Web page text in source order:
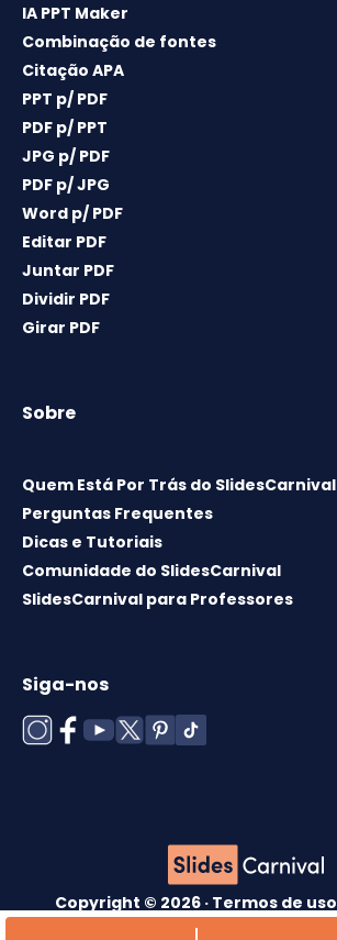
IA PPT Maker
Combinação de fontes
Citação APA
PPT p/ PDF
PDF p/ PPT
JPG p/ PDF
PDF p/ JPG
Word p/ PDF
Editar PDF
Juntar PDF
Dividir PDF
Girar PDF
Sobre
Quem Está Por Trás do SlidesCarnival
Perguntas Frequentes
Dicas e Tutoriais
Comunidade do SlidesCarnival
SlidesCarnival para Professores
Siga-nos
Copyright © 2026 · Termos de uso
Política de cookies